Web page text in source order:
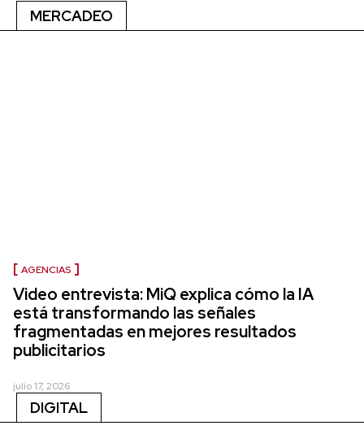
MERCADEO
AGENCIAS
Video entrevista: MiQ explica cómo la IA
está transformando las señales
fragmentadas en mejores resultados
publicitarios
julio 17, 2026
DIGITAL